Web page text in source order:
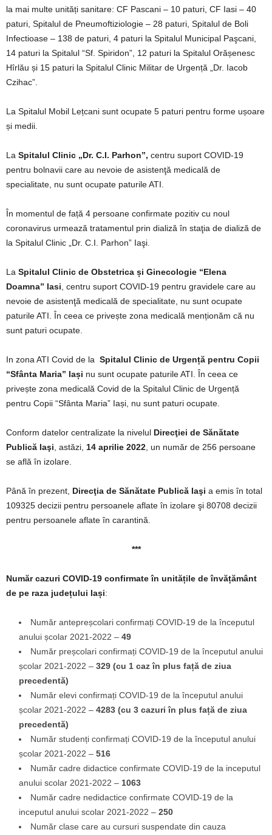
la mai multe unități sanitare: CF Pascani – 10 paturi, CF Iasi – 40
paturi, Spitalul de Pneumoftiziologie – 28 paturi, Spitalul de Boli
Infectioase – 138 de paturi, 4 paturi la Spitalul Municipal Paşcani,
14 paturi la Spitalul “Sf. Spiridon”, 12 paturi la Spitalul Orășenesc
Hîrlău și 15 paturi la Spitalul Clinic Militar de Urgență „Dr. Iacob
Czihac”.
La Spitalul Mobil Lețcani sunt ocupate 5 paturi pentru forme ușoare
și medii.
La Spitalul Clinic „Dr. C.I. Parhon”, centru suport COVID-19
pentru bolnavii care au nevoie de asistenţă medicală de
specialitate, nu sunt ocupate paturile ATI.
În momentul de față 4 persoane confirmate pozitiv cu noul
coronavirus urmează tratamentul prin dializă în staţia de dializă de
la Spitalul Clinic „Dr. C.I. Parhon” Iaşi.
La Spitalul Clinic de Obstetrica și Ginecologie “Elena
Doamna” Iasi , centru suport COVID-19 pentru gravidele care au
nevoie de asistenţă medicală de specialitate, nu sunt ocupate
paturile ATI. În ceea ce privește zona medicală menționăm că nu
sunt paturi ocupate.
In zona ATI Covid de la Spitalul Clinic de Urgență pentru Copii
“Sfânta Maria” Iași nu sunt ocupate paturile ATI. În ceea ce
privește zona medicală Covid de la Spitalul Clinic de Urgență
pentru Copii “Sfânta Maria” Iași, nu sunt paturi ocupate.
Conform datelor centralizate la nivelul Direcţiei de Sănătate
Publică Iaşi , astăzi, 14 aprilie 2022 , un număr de 256 persoane
se află în izolare.
Până în prezent, Direcţia de Sănătate Publică Iaşi a emis în total
109325 decizii pentru persoanele aflate în izolare şi 80708 decizii
pentru persoanele aflate în carantină.
***
Număr cazuri COVID-19 confirmate în unitățile de învățământ
de pe raza județului Iași:
Număr antepreșcolari confirmați COVID-19 de la începutul
anului școlar 2021-2022 – 49
Număr preșcolari confirmați COVID-19 de la începutul anului
școlar 2021-2022 – 329 (cu 1 caz în plus față de ziua
precedentă)
Număr elevi confirmați COVID-19 de la începutul anului
școlar 2021-2022 – 4283 (cu 3 cazuri în plus față de ziua
precedentă)
Număr studenți confirmați COVID-19 de la începutul anului
școlar 2021-2022 – 516
Număr cadre didactice confirmate COVID-19 de la inceputul
anului scolar 2021-2022 – 1063
Număr cadre nedidactice confirmate COVID-19 de la
inceputul anului scolar 2021-2022 – 250
Număr clase care au cursuri suspendate din cauza